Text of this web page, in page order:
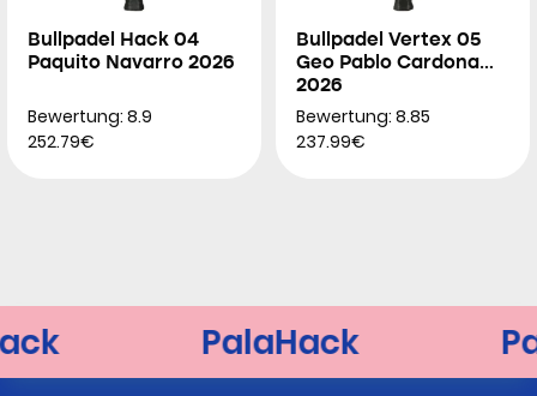
Bullpadel Hack 04
Paquito Navarro 2026
Bewertung: 8.9
252.79€
Bullpadel Vertex 05
Geo Pablo Cardona
2026
Bewertung: 8.85
237.99€